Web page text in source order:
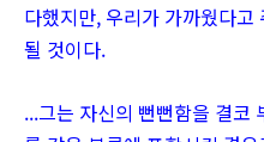
다했지만, 우리가 가까웠다
될 것이다.
...그는 자신의 뻔뻔함을 결코